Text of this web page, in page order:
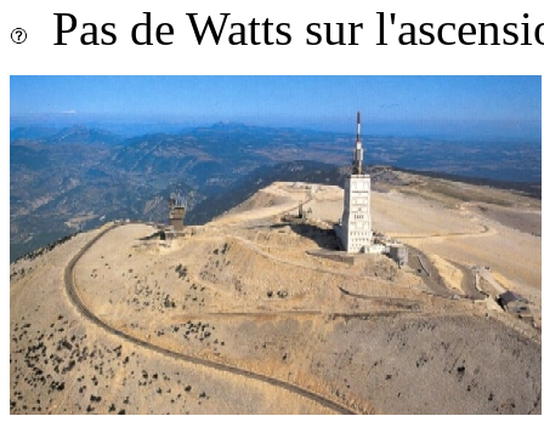
Pas de Watts sur